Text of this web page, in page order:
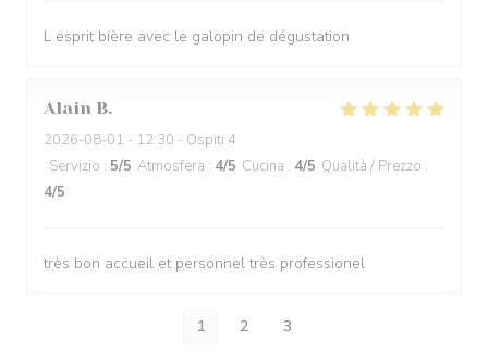
L esprit bière avec le galopin de dégustation
Alain B
2026-08-01 - 12:30 - Ospiti 4
Servizio : 5/5 Atmosfera : 4/5 Cucina : 4/5 Qualità / Prezzo :
4/5
très bon accueil et personnel très professionel
1 2 3